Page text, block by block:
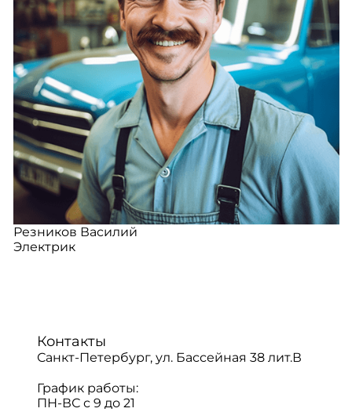
Резников Василий
Электрик
Контакты
Санкт-Петербург, ул. Бассейная 38 лит.В
График работы:
ПН-ВС с 9 до 21